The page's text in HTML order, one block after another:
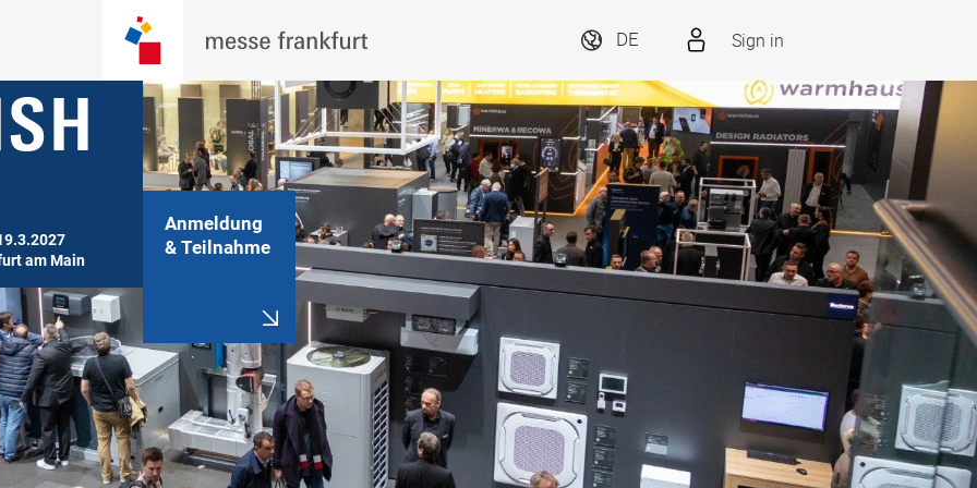
DE Sign in
am Main
Anmeldung
& Teilnahme